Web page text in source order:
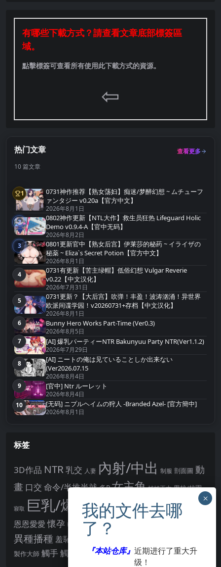
有哪些下載方式？請查看文章底部標簽區
域。
點擊標簽可查看所有使用此下載方式的資源。
⇦
热门文章
查看更多
10 篇文章
第1名
1
0731神作推荐【熟女荡妇】痴迷/梦醉幻想 ~ ムチューフ
ァンタジー v0.20a【官方中文】
2026年8月1日
第2名
2
0802神作更新【NTL大作】救生员狂热 Lifeguard Holic
Demo v0.9.4-A【官中无码】
2026年8月2日
第3名
3
0801更新官中【熟女后宫】伊莱莎的秘药 ~ イライザの
秘薬 ~ Eliza`s Secret Potion【官方中文】
2026年8月1日
第4名
4
0731有更新【苦主绿帽】低俗幻想 Vulgar Reverie
v0.22【中文汉化】
2026年7月31日
第5名
5
0731更新？【大后宫】吹弹！丰盈！波涛汹涌！异世界
欧派间谍学园！v20260731+存档【中文汉化】
2026年8月1日
第6名
6 Bunny Hero Works Part-Time (Ver0.3)
2026年8月5日
第7名
7 [AI] 爆乳パーティーNTR Bakunyuu Party NTR(Ver1.1.2)
2026年7月29日
第8名
8
[AI] ニートの俺は见ていることしか出来ない
(Ver2026.07.15
2026年8月4日
第9名
9 [官中] Ntr ルーレット
2026年8月4日
第10名
10 [无码] ニプルヘイムの狩人 -Branded Azel- [官方簡中]
2026年8月1日
标签
3D作品 NTR乳交 人妻 內射/中出 制服 剖面圖 動
畫 口交 命令/半推半就 多P 女主角 姊姊正太 學校/校園
寢取 巨乳/爆乳幻想 強制你播種 強制播種
恩恩愛愛 懷孕 戰鬥H 拘束 教育 男主角
異種播種 羞恥/恥辱 羞辱
製作大師 觸手 觸摸 賣春/援交 輪流播種 酪梨 阿黑顏 露出 點陣圖
『本站仓库』 近期进行了重大升
级！